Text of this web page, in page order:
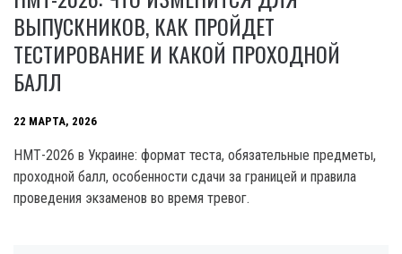
ВЫПУСКНИКОВ, КАК ПРОЙДЕТ
ТЕСТИРОВАНИЕ И КАКОЙ ПРОХОДНОЙ
БАЛЛ
22 МАРТА, 2026
НМТ-2026 в Украине: формат теста, обязательные предметы,
проходной балл, особенности сдачи за границей и правила
проведения экзаменов во время тревог.